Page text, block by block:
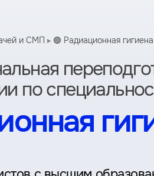
и СМП 🟢 Радиационная гигиена
по